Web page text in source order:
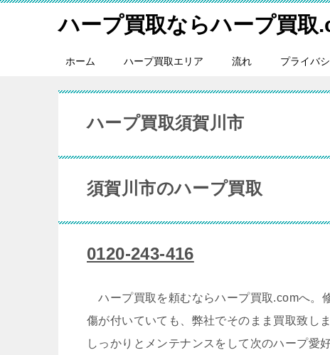
ハープ買取ならハープ買取
ホーム ハープ買取エリア 流れ プライバ
ハープ買取須賀川市
須賀川市のハープ買取
0120-243-416
ハープ買取を頼むならハープ買取.comへ。
傷が付いていても、弊社でそのまま買取致し
しっかりとメンテナンスをして次のハープ愛